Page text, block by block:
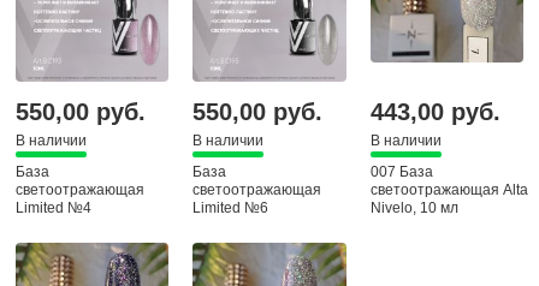
550,00 руб.
В наличии
База
светоотражающая
Limited №4
мл
550,00 руб.
В наличии
База
светоотражающая
Limited №6
мл
443,00 руб.
В наличии
007 База
светоотражающая Alta
Nivelo, 10 мл